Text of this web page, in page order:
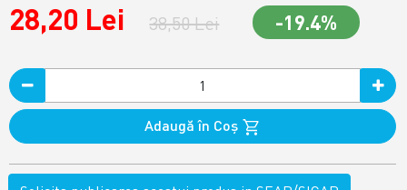
28,20 Lei 38,50 Lei -19.4%
Adaugă în Coş